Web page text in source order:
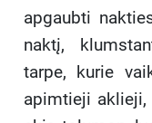
apgaubti
naktį,
tarpe, kurie
apimtieji aklieji,